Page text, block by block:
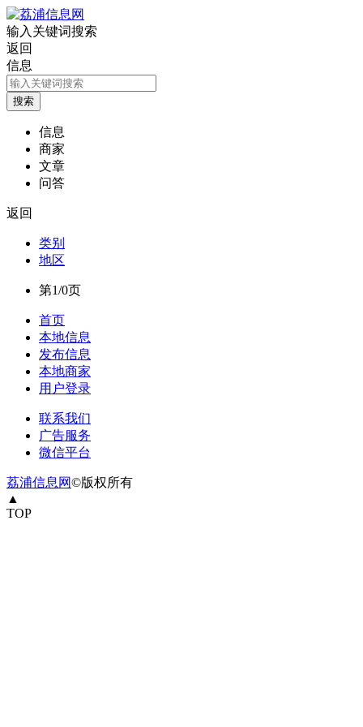
输入关键词搜索
返回
信息
信息
商家
文章
问答
返回
类别
地区
第1/0页
首页
本地信息
发布信息
本地商家
用户登录
联系我们
广告服务
微信平台
荔浦信息网©版权所有
▲
TOP